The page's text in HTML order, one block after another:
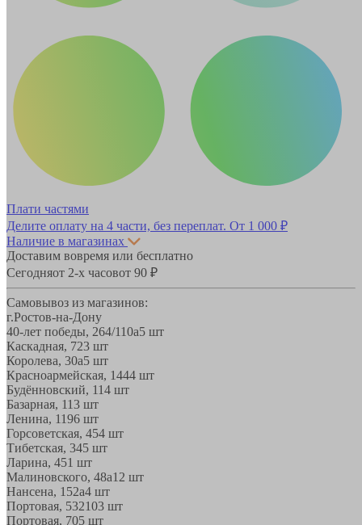
Плати частями
Делите оплату на 4 части, без переплат. От 1 000 ₽
Наличие в магазинах
Доставим вовремя или бесплатно
Сегодняот 2-х часовот 90 ₽
Самовывоз из магазинов:
г.Ростов-на-Дону
40-лет победы, 264/110а5 шт
Каскадная, 723 шт
Королева, 30а5 шт
Красноармейская, 1444 шт
Будённовский, 114 шт
Базарная, 113 шт
Ленина, 1196 шт
Горсоветская, 454 шт
Тибетская, 345 шт
Ларина, 451 шт
Малиновского, 48а12 шт
Нансена, 152а4 шт
Портовая, 532103 шт
Портовая, 705 шт